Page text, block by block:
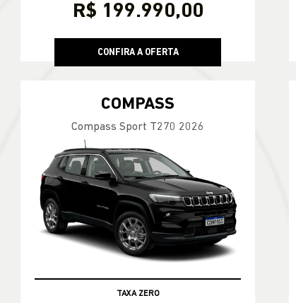
R$ 199.990,00
CONFIRA A OFERTA
COMPASS
Compass Sport T270 2026
TAXA ZERO